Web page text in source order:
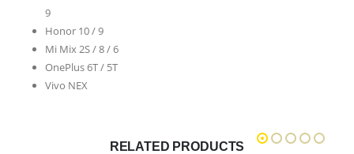
9
Honor 10 / 9
Mi Mix 2S / 8 / 6
OnePlus 6T / 5T
Vivo NEX
RELATED PRODUCTS